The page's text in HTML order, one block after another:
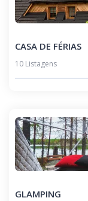
CASA DE FÉRIAS
10 Listagens
GLAMPING